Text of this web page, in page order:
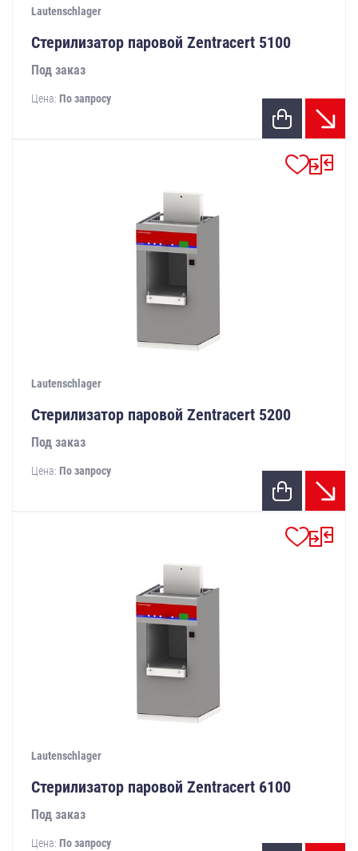
Lautenschlager
Стерилизатор паровой Zentracert 5100
Под заказ
Цена: По запросу
Lautenschlager
Стерилизатор паровой Zentracert 5200
Под заказ
Цена: По запросу
Lautenschlager
Стерилизатор паровой Zentracert 6100
Под заказ
Цена: По запросу